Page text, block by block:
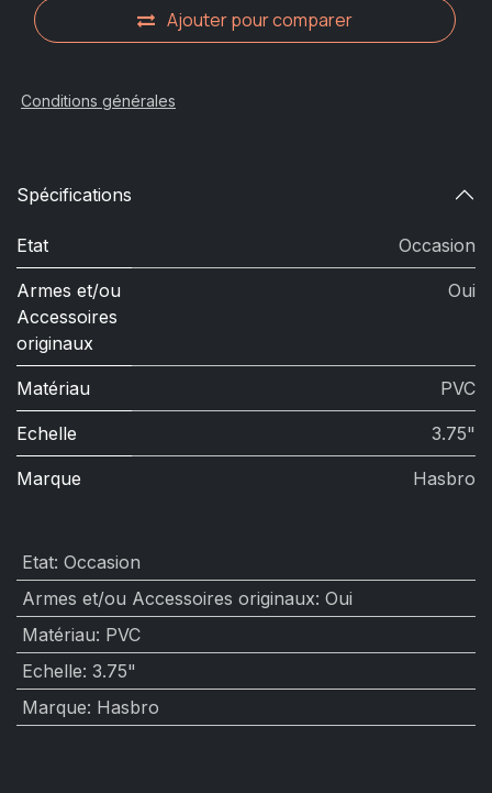
Ajouter pour comparer
Conditions générales
Spécifications
Etat Occasion
Armes et/ou
Accessoires
originaux
Oui
Matériau PVC
Echelle 3.75"
Marque Hasbro
Etat: Occasion
Armes et/ou Accessoires originaux: Oui
Matériau: PVC
Echelle: 3.75"
Marque: Hasbro